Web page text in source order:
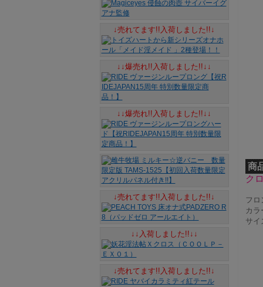
商
ク
フ
カ
サイ
↓売れてます!!入荷しました!!↓
↓↓爆売れ!!入荷しました!!↓↓
↓↓爆売れ!!入荷しました!!↓↓
↓売れてます!!入荷しました!!↓
↓↓入荷しました!!↓↓
↓売れてます!!入荷しました!!↓